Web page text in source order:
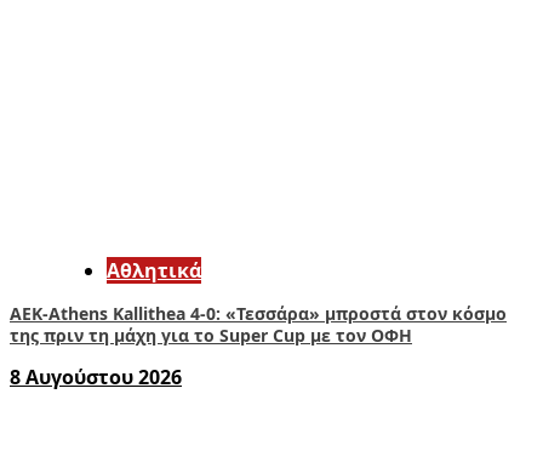
Αθλητικά
ΑΕΚ-Athens Kallithea 4-0: «Τεσσάρα» μπροστά στον κόσμο
της πριν τη μάχη για το Super Cup με τον ΟΦΗ
8 Αυγούστου 2026